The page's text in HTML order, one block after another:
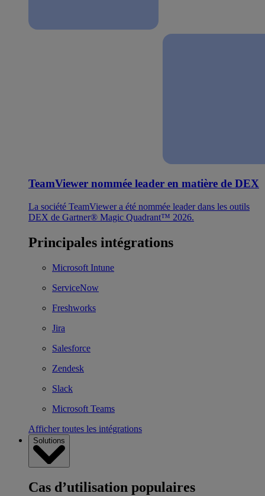
TeamViewer nommée leader en matière de DEX
La société TeamViewer a été nommée leader dans les outils
DEX de Gartner® Magic Quadrant™ 2026.
Principales intégrations
Microsoft Intune
ServiceNow
Freshworks
Jira
Salesforce
Zendesk
Slack
Microsoft Teams
Afficher toutes les intégrations
Solutions
Cas d’utilisation populaires